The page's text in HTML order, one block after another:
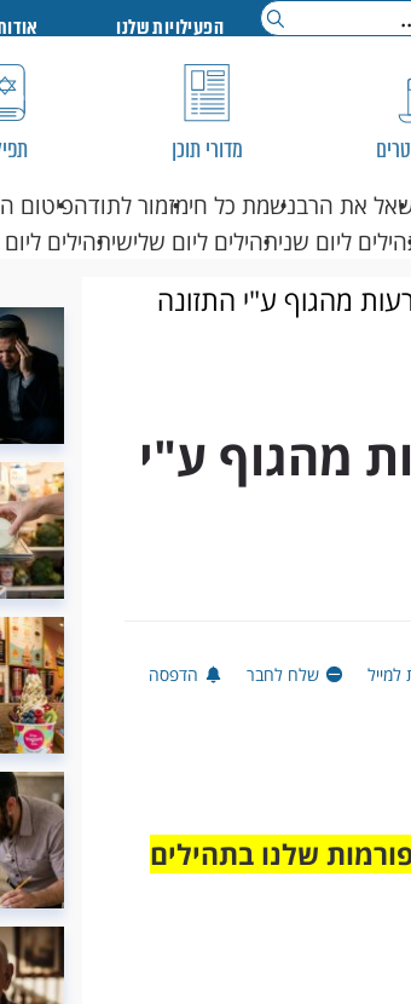
הפעילויות שלנו
מדורי תוכן
את הרבנשמת כל חימזמור לתודהפיטום
ליום שניתהילים ליום שלישיתהילים ליום
מהגוף ע"י התזונה
מהגוף ע"י
למייל שלח לחבר הדפסה
שלנו בתהילים